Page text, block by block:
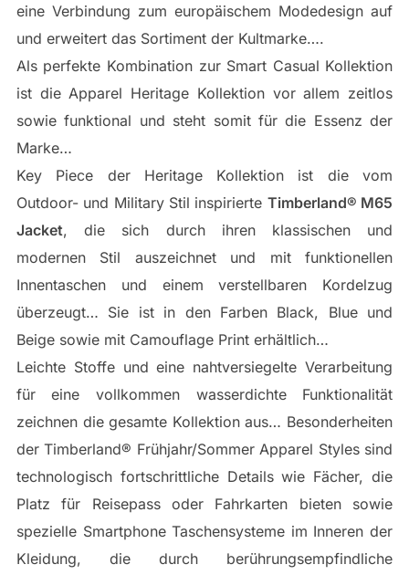
eine Verbindung zum europäischem Modedesign auf
und erweitert das Sortiment der Kultmarke….
Als perfekte Kombination zur Smart Casual Kollektion
ist die Apparel Heritage Kollektion vor allem zeitlos
sowie funktional und steht somit für die Essenz der
Marke…
Key Piece der Heritage Kollektion ist die vom
Outdoor- und Military Stil inspirierte Timberland® M65
Jacket, die sich durch ihren klassischen und
modernen Stil auszeichnet und mit funktionellen
Innentaschen und einem verstellbaren Kordelzug
überzeugt… Sie ist in den Farben Black, Blue und
Beige sowie mit Camouflage Print erhältlich…
Leichte Stoffe und eine nahtversiegelte Verarbeitung
für eine vollkommen wasserdichte Funktionalität
zeichnen die gesamte Kollektion aus… Besonderheiten
der Timberland® Frühjahr/Sommer Apparel Styles sind
technologisch fortschrittliche Details wie Fächer, die
Platz für Reisepass oder Fahrkarten bieten sowie
spezielle Smartphone Taschensysteme im Inneren der
Kleidung, die durch berührungsempfindliche